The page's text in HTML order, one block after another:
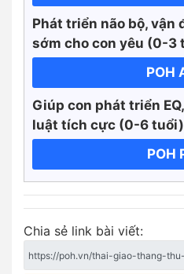
Phát triển não bộ, vận
sớm cho con yêu (0-3
POH
Giúp con phát triển
luật tích cực (0-6
POH
Chia sẻ link bài viết: